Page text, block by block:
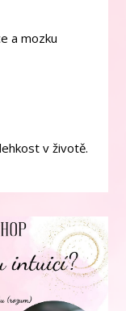
a mozku
v životě.